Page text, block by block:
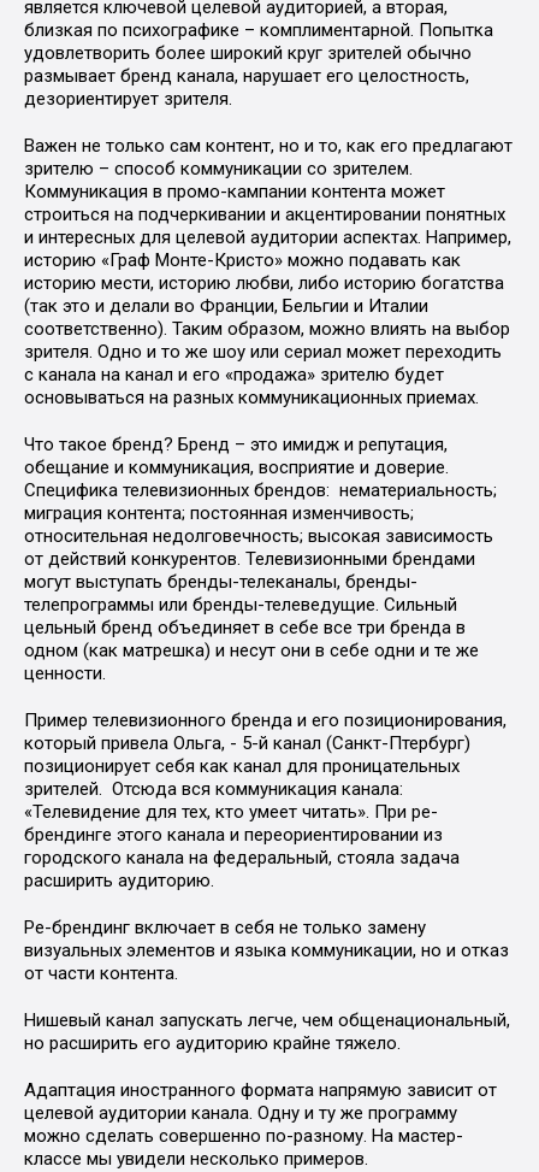
является ключевой целевой аудиторией, а вторая,
близкая по психографике – комплиментарной. Попытка
удовлетворить более широкий круг зрителей обычно
размывает бренд канала, нарушает его целостность,
дезориентирует зрителя.
Важен не только сам контент, но и то, как его предлагают
зрителю – способ коммуникации со зрителем.
Коммуникация в промо-кампании контента может
строиться на подчеркивании и акцентировании понятных
и интересных для целевой аудитории аспектах. Например,
историю «Граф Монте-Кристо» можно подавать как
историю мести, историю любви, либо историю богатства
(так это и делали во Франции, Бельгии и Италии
соответственно). Таким образом, можно влиять на выбор
зрителя. Одно и то же шоу или сериал может переходить
с канала на канал и его «продажа» зрителю будет
основываться на разных коммуникационных приемах.
Что такое бренд? Бренд – это имидж и репутация,
обещание и коммуникация, восприятие и доверие.
Специфика телевизионных брендов: нематериальность;
миграция контента; постоянная изменчивость;
относительная недолговечность; высокая зависимость
от действий конкурентов. Телевизионными брендами
могут выступать бренды-телеканалы, бренды-
телепрограммы или бренды-телеведущие. Сильный
цельный бренд объединяет в себе все три бренда в
одном (как матрешка) и несут они в себе одни и те же
ценности.
Пример телевизионного бренда и его позиционирования,
который привела Ольга, - 5-й канал (Санкт-Птербург)
позиционирует себя как канал для проницательных
зрителей. Отсюда вся коммуникация канала:
«Телевидение для тех, кто умеет читать». При ре-
брендинге этого канала и переориентировании из
городского канала на федеральный, стояла задача
расширить аудиторию.
Ре-брендинг включает в себя не только замену
визуальных элементов и языка коммуникации, но и отказ
от части контента.
Нишевый канал запускать легче, чем общенациональный,
но расширить его аудиторию крайне тяжело.
Адаптация иностранного формата напрямую зависит от
целевой аудитории канала. Одну и ту же программу
можно сделать совершенно по-разному. На мастер-
классе мы увидели несколько примеров.